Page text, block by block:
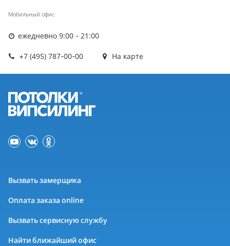
Мобильный офис
ежедневно 9:00 - 21:00
+7 (495) 787-00-00 На карте
Вызвать замерщика
Оплата заказа online
Вызвать сервисную службу
Найти ближайший офис